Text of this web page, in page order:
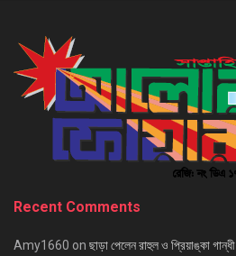
Recent Comments
Amy1660 on ছাড়া পেলেন রাহুল ও প্রিয়াঙ্কা গান্ধী